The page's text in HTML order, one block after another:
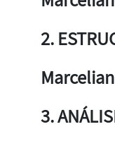
2.
3.